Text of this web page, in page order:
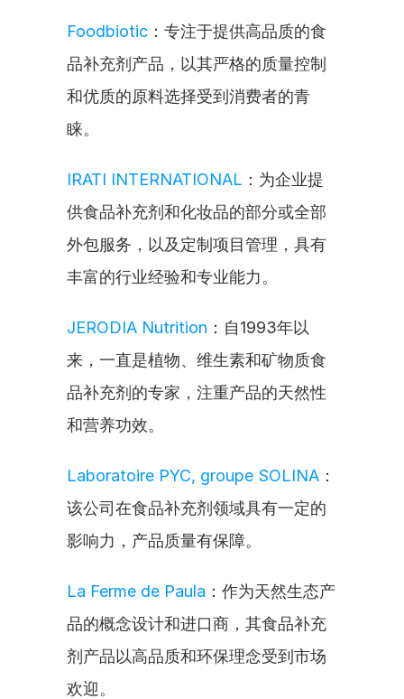
Foodbiotic ：专注于提供高品质的食
品补充剂产品，以其严格的质量控制
和优质的原料选择受到消费者的青
睐。
IRATI INTERNATIONAL ：为企业提
供食品补充剂和化妆品的部分或全部
外包服务，以及定制项目管理，具有
丰富的行业经验和专业能力。
JERODIA Nutrition ：自1993年以
来，一直是植物、维生素和矿物质食
品补充剂的专家，注重产品的天然性
和营养功效。
Laboratoire PYC, groupe SOLINA ：
该公司在食品补充剂领域具有一定的
影响力，产品质量有保障。
La Ferme de Paula ：作为天然生态产
品的概念设计和进口商，其食品补充
剂产品以高品质和环保理念受到市场
欢迎。